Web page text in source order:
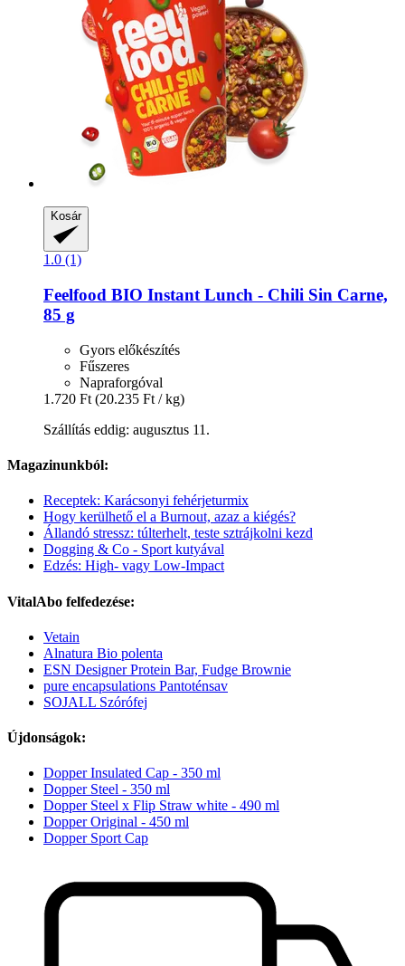
Kosár
1.0 (1)
Feelfood BIO Instant Lunch -​ Chili Sin Carne,
85 g
Gyors előkészítés
Fűszeres
Napraforgóval
1.720 Ft (20.235 Ft / kg)
Szállítás eddig: augusztus 11.
Magazinunkból:
Receptek: Karácsonyi fehérjeturmix
Hogy kerülhető el a Burnout, azaz a kiégés?
Állandó stressz: túlterhelt, teste sztrájkolni kezd
Dogging & Co - Sport kutyával
Edzés: High- vagy Low-Impact
VitalAbo felfedezése:
Vetain
Alnatura Bio polenta
ESN Designer Protein Bar, Fudge Brownie
pure encapsulations Pantoténsav
SOJALL Szórófej
Újdonságok:
Dopper Insulated Cap - 350 ml
Dopper Steel - 350 ml
Dopper Steel x Flip Straw white - 490 ml
Dopper Original - 450 ml
Dopper Sport Cap